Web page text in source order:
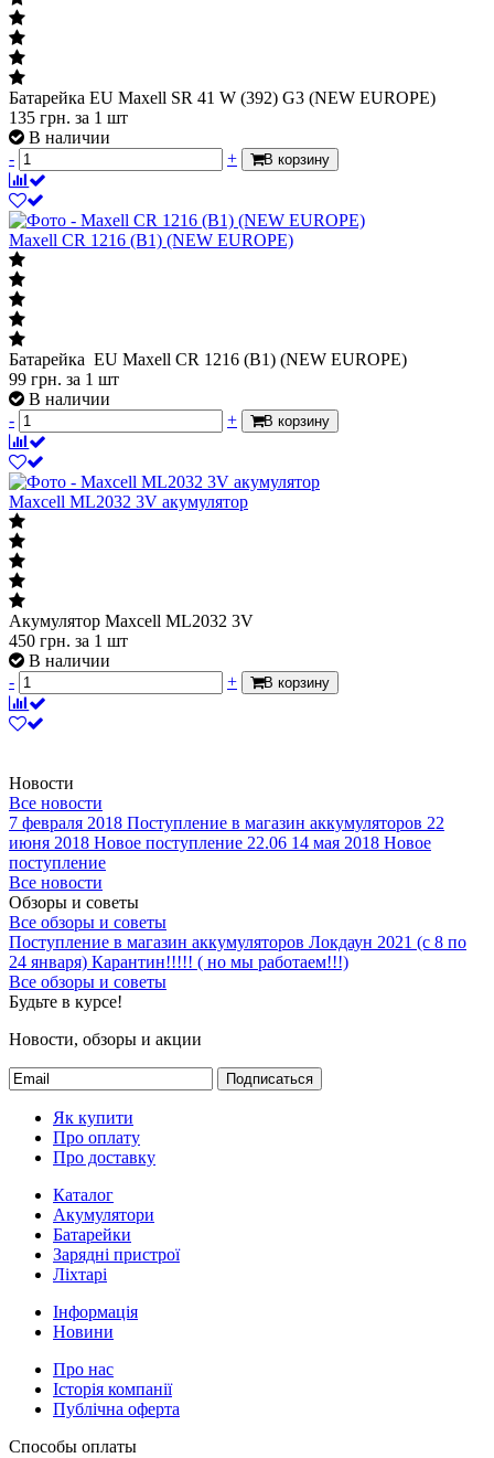
Батарейка EU Maxell SR 41 W (392) G3 (NEW EUROPE)
135 грн. за 1 шт
В наличии
-
+ В корзину
Maxell CR 1216 (B1) (NEW EUROPE)
Батарейка EU Maxell CR 1216 (B1) (NEW EUROPE)
99 грн. за 1 шт
В наличии
-
+ В корзину
Maxcell ML2032 3V акумулятор
Акумулятор Maxcell ML2032 3V
450 грн. за 1 шт
В наличии
-
+ В корзину
Новости
Все новости
7 февраля 2018 Поступление в магазин аккумуляторов 22
июня 2018 Новое поступление 22.06 14 мая 2018 Новое
поступление
Все новости
Обзоры и советы
Все обзоры и советы
Поступление в магазин аккумуляторов Локдаун 2021 (с 8 по
24 января) Карантин!!!!! ( но мы работаем!!!)
Все обзоры и советы
Будьте в курсе!
Новости, обзоры и акции
Подписаться
Як купити
Про оплату
Про доставку
Каталог
Акумулятори
Батарейки
Зарядні пристрої
Ліхтарі
Інформація
Новини
Про нас
Історія компанії
Публічна оферта
Способы оплаты